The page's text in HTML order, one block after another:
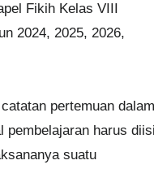
Fikih Kelas VIII
2024, 2025, 2026,
pertemuan dalam
pembelajaran harus
suatu